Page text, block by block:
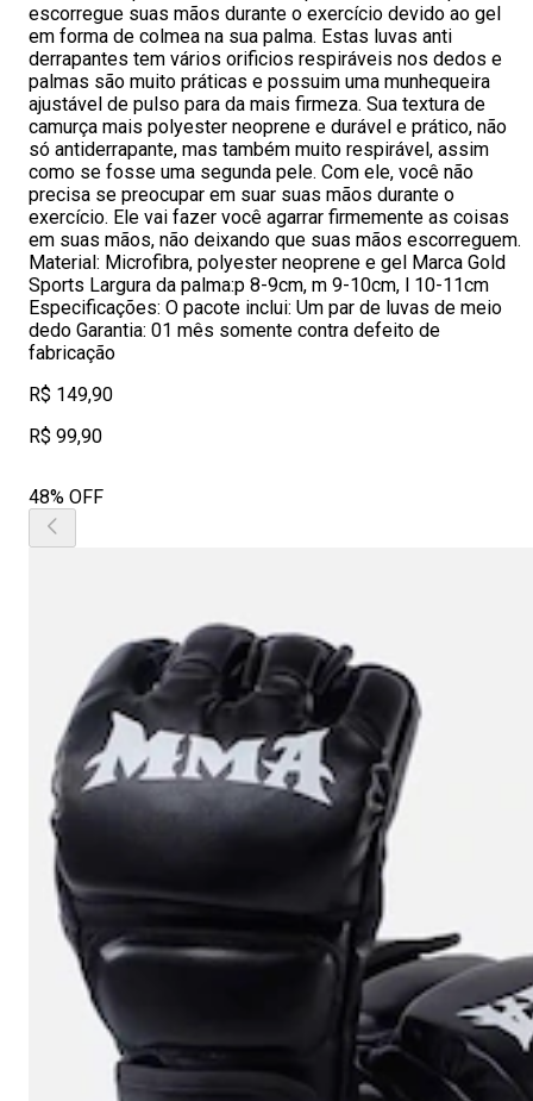
escorregue suas mãos durante o exercício devido ao gel
em forma de colmea na sua palma. Estas luvas anti
derrapantes tem vários orificios respiráveis nos dedos e
palmas são muito práticas e possuim uma munhequeira
ajustável de pulso para da mais firmeza. Sua textura de
camurça mais polyester neoprene e durável e prático, não
só antiderrapante, mas também muito respirável, assim
como se fosse uma segunda pele. Com ele, você não
precisa se preocupar em suar suas mãos durante o
exercício. Ele vai fazer você agarrar firmemente as coisas
em suas mãos, não deixando que suas mãos escorreguem.
Material: Microfibra, polyester neoprene e gel Marca Gold
Sports Largura da palma:p 8-9cm, m 9-10cm, l 10-11cm
Especificações: O pacote inclui: Um par de luvas de meio
dedo Garantia: 01 mês somente contra defeito de
fabricação
R$ 149,90
R$ 99,90
48% OFF